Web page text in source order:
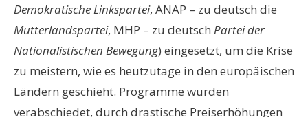
Demokratische Linkspartei, ANAP – zu deutsch die
Mutterlandspartei, MHP – zu deutsch Partei der
Nationalistischen Bewegung) eingesetzt, um die Krise
zu meistern, wie es heutzutage in den europäischen
Ländern geschieht. Programme wurden
verabschiedet, durch drastische Preiserhöhungen